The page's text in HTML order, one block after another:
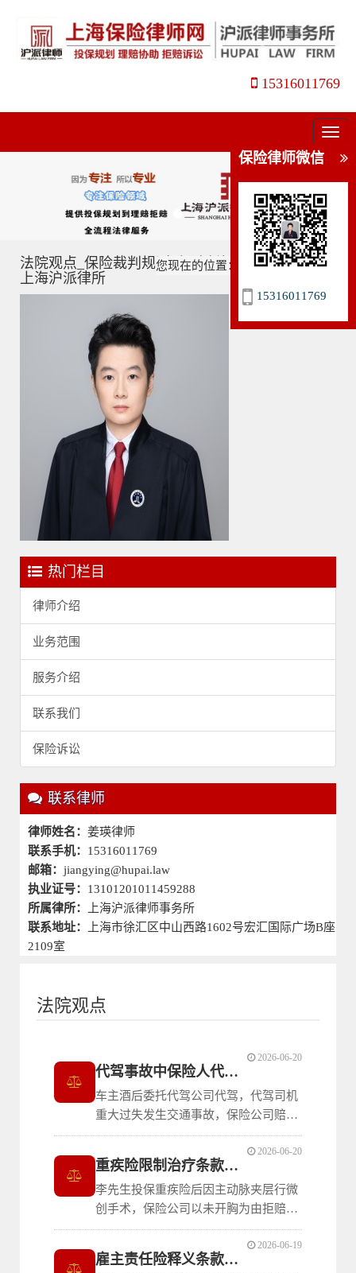
15316011769
菜
单
法院观点_保险裁判规则_保险判例分析_姜瑛律师_
上海沪派律所
您现在的位置： 主页>法院观点>
热门栏目
律师介绍
业务范围
服务介绍
联系我们
保险诉讼
联系律师
律师姓名： 姜瑛律师
联系手机： 15316011769
邮箱： jiangying@hupai.law
执业证号： 13101201011459288
所属律所：
上海沪派律师事务所
联系地址：
上海市徐汇区中山西路1602号宏汇国际广场B座
2109室
法院观点
代驾事故中保险人代位求偿权裁判规则
车主酒后委托代驾公司代驾，代驾司机
重大过失发生交通事故，保险公司赔付
后向代驾公司行使代位求偿权。上海浦
东法院一审、上海一中院终审判决：代
驾公司不属于车损险中的被保险人，保
险公司有权向其追偿；本案确立的代驾
事故代位求偿规则对代驾行业规范经营
具有积极意义
2026-06-20
重疾险限制治疗条款无效典型案例
李先生投保重疾险后因主动脉夹层行微
创手术，保险公司以未开胸为由拒赔。
上海松江法院一审、上海金融法院二审
均认定：重疾险合同中将“开胸”“开腹”
作为理赔条件，属于对治疗方式的不合
2026-06-20
雇主责任险释义条款的认定规则
2026-06-19
保险律师微信
15316011769